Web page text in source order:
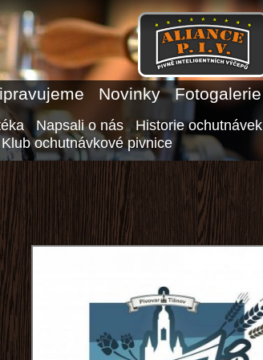
Novinky Fotogalerie
Napsali o nás
Historie ochutnávek
Klub ochutnávkové pivnice